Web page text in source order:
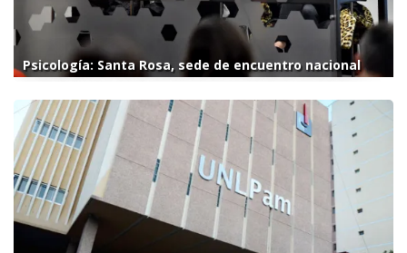
Psicología: Santa Rosa, sede de encuentro nacional